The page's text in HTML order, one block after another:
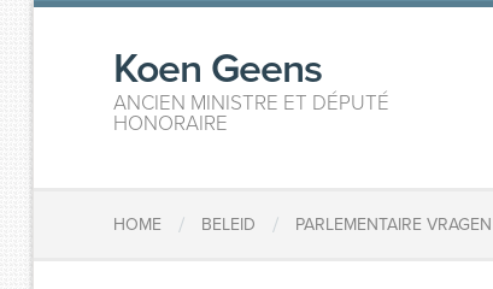
Koen Geens
ANCIEN MINISTRE ET DÉPUTÉ
HONORAIRE
HOME / BELEID / PARLEMENTAIRE VRAGEN